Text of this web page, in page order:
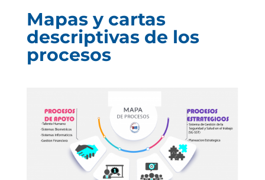
Mapas y cartas
descriptivas de los
procesos